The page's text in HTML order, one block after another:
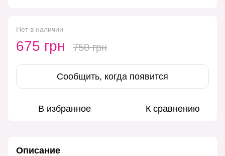
Нет в наличии
675 грн 750 грн
Сообщить, когда появится
В избранное К сравнению
Описание